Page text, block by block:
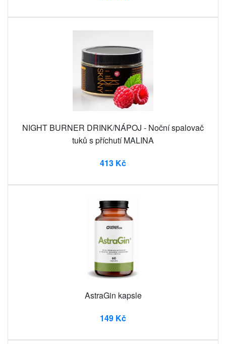
NIGHT BURNER DRINK/NÁPOJ - Noční spalovač
tuků s příchutí MALINA
413 Kč
AstraGin kapsle
149 Kč